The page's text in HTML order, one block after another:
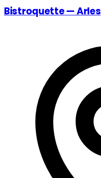
Bistroquette — Arles